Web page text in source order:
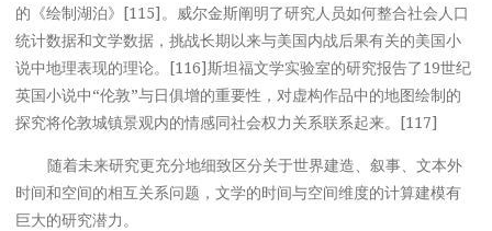
的《绘制湖泊》[115]。威尔金斯阐明了研究人员如何整合社会人口
统计数据和文学数据，挑战长期以来与美国内战后果有关的美国小
说中地理表现的理论。[116]斯坦福文学实验室的研究报告了19世纪
英国小说中“伦敦”与日俱增的重要性，对虚构作品中的地图绘制的
探究将伦敦城镇景观内的情感同社会权力关系联系起来。[117]
随着未来研究更充分地细致区分关于世界建造、叙事、文本外
时间和空间的相互关系问题，文学的时间与空间维度的计算建模有
巨大的研究潜力。